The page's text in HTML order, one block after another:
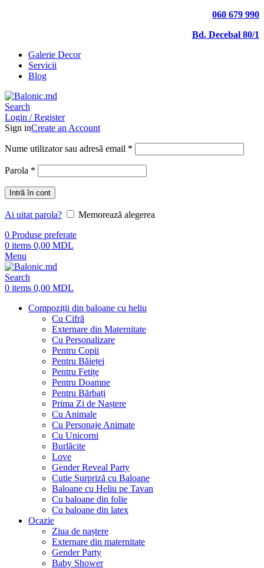
060 679 990
Bd. Decebal 80/1
Galerie Decor
Servicii
Blog
Search
Login / Register
Sign inCreate an Account
Nume utilizator sau adresă email *
Parola *
Intră în cont
Ai uitat parola?
Memorează alegerea
0 Produse preferate
0 items 0,00 MDL
Menu
Search
0 items 0,00 MDL
Compoziții din baloane cu heliu
Cu Cifră
Externare din Maternitate
Cu Personalizare
Pentru Copii
Pentru Băieței
Pentru Fetițe
Pentru Doamne
Pentru Bărbați
Prima Zi de Naștere
Cu Animale
Cu Personaje Animate
Cu Unicorni
Burlăcite
Love
Gender Reveal Party
Cutie Surpriză cu Baloane
Baloane cu Heliu pe Tavan
Cu baloane din folie
Cu baloane din latex
Ocazie
Ziua de naștere
Externare din maternitate
Gender Party
Baby Shower